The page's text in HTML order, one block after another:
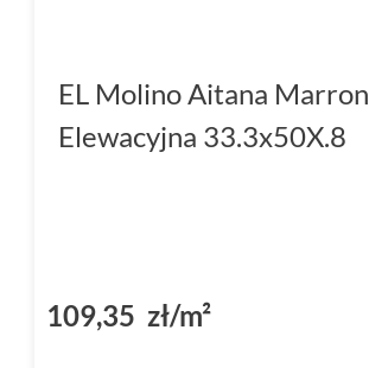
EL Molino Aitana Marron
Elewacyjna 33.3x50X.8
109,35 zł/m²